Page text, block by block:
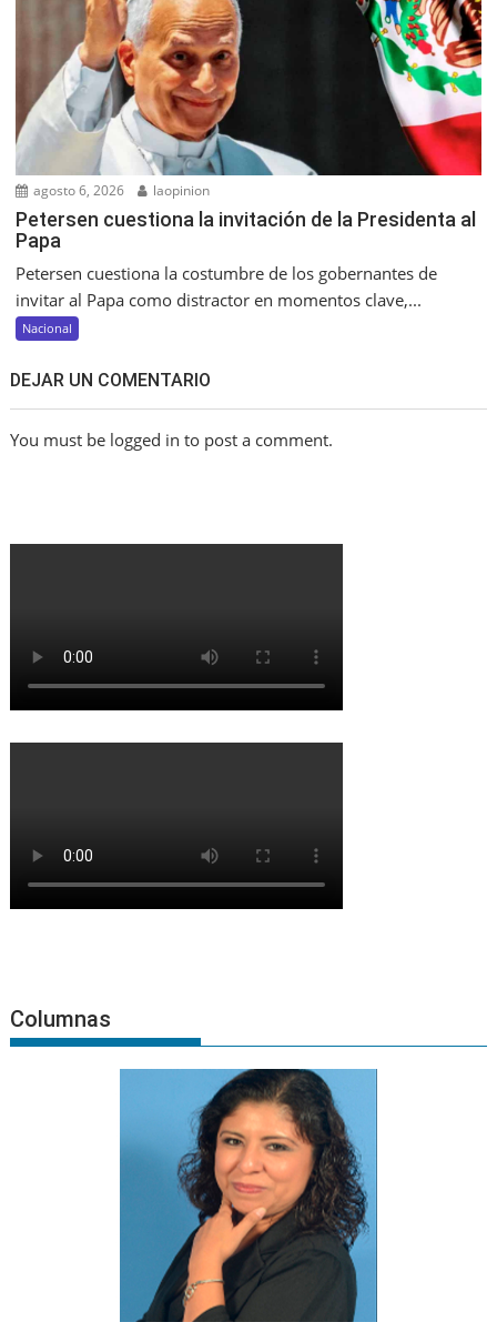
agosto 6, 2026 laopinion
Petersen cuestiona la invitación de la Presidenta al
Papa
Petersen cuestiona la costumbre de los gobernantes de
invitar al Papa como distractor en momentos clave,...
Nacional
DEJAR UN COMENTARIO
You must be logged in to post a comment.
Columnas